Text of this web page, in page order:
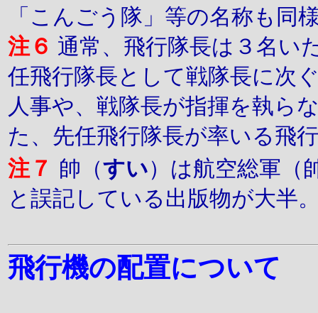
「こんごう隊」等の名称も同
注６ 通常、飛行隊長は３名い
任飛行隊長として戦隊長に次
人事や、戦隊長が指揮を執ら
た、先任飛行隊長が率いる飛
注７ 帥（すい）は航空総軍（
と誤記している出版物が大半
飛行機の配置について